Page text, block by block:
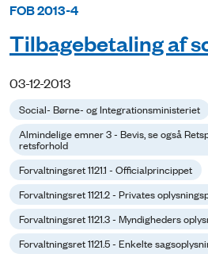
FOB 2013-4
Tilbagebetaling af
03-12-2013
Social- Børne- og Integrationsministeriet
Almindelige emner 3 - Bevis, se også
retsforhold
Forvaltningsret 1121.1 - Officialprincippet
Forvaltningsret 1121.2 - Privates
Forvaltningsret 1121.3 - Myndigheders
Forvaltningsret 1121.5 - Enkelte